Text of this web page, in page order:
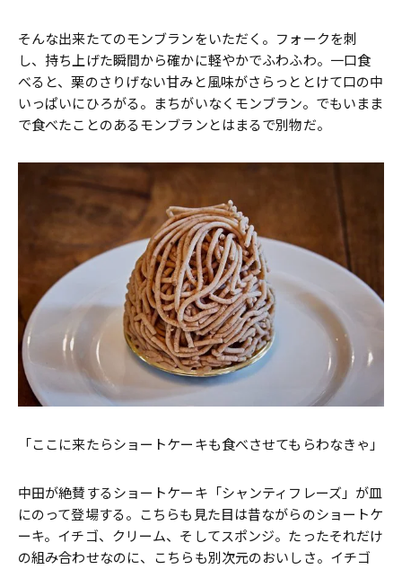
そんな出来たてのモンブランをいただく。フォークを刺
し、持ち上げた瞬間から確かに軽やかでふわふわ。一口食
べると、栗のさりげない甘みと風味がさらっととけて口の中
いっぱいにひろがる。まちがいなくモンブラン。でもいまま
で食べたことのあるモンブランとはまるで別物だ。
「ここに来たらショートケーキも食べさせてもらわなきゃ」
中田が絶賛するショートケーキ「シャンティフレーズ」が皿
にのって登場する。こちらも見た目は昔ながらのショートケ
ーキ。イチゴ、クリーム、そしてスポンジ。たったそれだけ
の組み合わせなのに、こちらも別次元のおいしさ。イチゴ